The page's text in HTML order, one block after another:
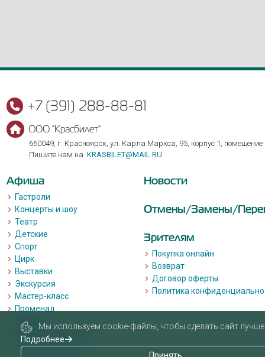
+7 (391) 288-88-81
ООО "Красбилет"
660049, г. Красноярск, ул. Карла Маркса, 95, корпус 1, помещение
Пишите нам на KRASBILET@MAIL.RU
Афиша
Гастроли
Концерты и шоу
Театр
Детские
Спорт
Цирк
Выставки
Экскурсия
Мастер-класс
Променад
Лекции
Квизы, квесты, игры.
Пушкинская карта
Новости
Отмены/Замены/
Зрителям
Покупка онлайн
Возврат
Договор оферты
Политика
Мы используем cookie-файлы, чтобы сделать сайт лучше
Подробнее
Принять